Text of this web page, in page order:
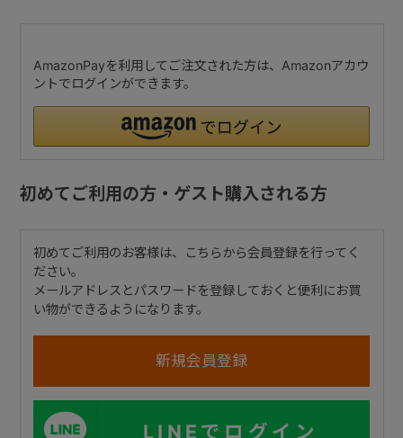
AmazonPayを利用してご注文された方は、Amazonアカウ
ントでログインができます。
初めてご利用の方・ゲスト購入される方
初めてご利用のお客様は、こちらから会員登録を行ってく
ださい。
メールアドレスとパスワードを登録しておくと便利にお買
い物ができるようになります。
LINEでログイン